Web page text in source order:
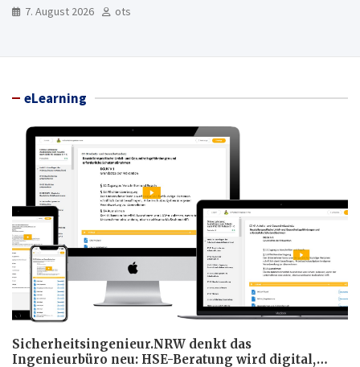
7. August 2026 ots
eLearning
Sicherheitsingenieur.NRW denkt das
Ingenieurbüro neu: HSE-Beratung wird digital,